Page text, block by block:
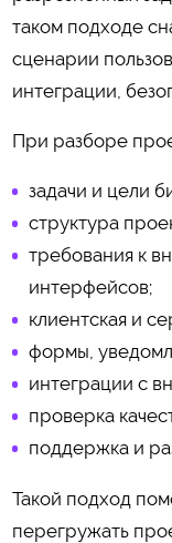
таком подходе
сценарии
интеграции,
При разборе
задачи и цели
структура
требования к
интерфейсов;
клиентская и
формы,
интеграции с
проверка
поддержка и
Такой подход
перегружать